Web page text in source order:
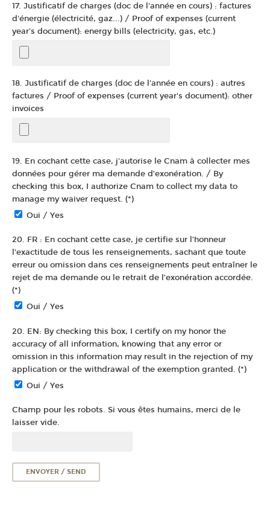
17. Justificatif de charges (doc de l'année en cours) : factures
d'énergie (électricité, gaz...) / Proof of expenses (current
year's document): energy bills (electricity, gas, etc.)
18. Justificatif de charges (doc de l'année en cours) : autres
factures / Proof of expenses (current year's document): other
invoices
19. En cochant cette case, j'autorise le Cnam à collecter mes
données pour gérer ma demande d’exonération. / By
checking this box, I authorize Cnam to collect my data to
manage my waiver request. (*)
Oui / Yes
20. FR : En cochant cette case, je certifie sur l’honneur
l’exactitude de tous les renseignements, sachant que toute
erreur ou omission dans ces renseignements peut entraîner le
rejet de ma demande ou le retrait de l’exonération accordée.
(*)
Oui / Yes
20. EN: By checking this box, I certify on my honor the
accuracy of all information, knowing that any error or
omission in this information may result in the rejection of my
application or the withdrawal of the exemption granted. (*)
Oui / Yes
Champ pour les robots. Si vous êtes humains, merci de le
laisser vide.